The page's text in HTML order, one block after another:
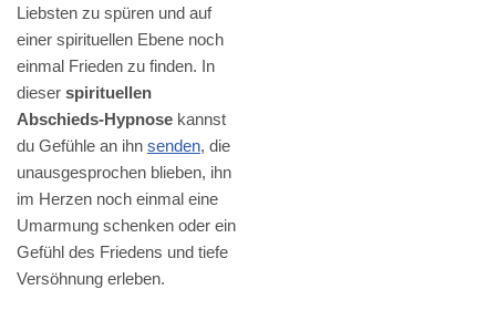
Liebsten zu spüren und auf
einer spirituellen Ebene noch
einmal Frieden zu finden. In
dieser spirituellen
Abschieds-Hypnose kannst
du Gefühle an ihn senden, die
unausgesprochen blieben, ihn
im Herzen noch einmal eine
Umarmung schenken oder ein
Gefühl des Friedens und tiefe
Versöhnung erleben.